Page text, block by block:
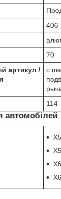
406
70
артикул /
c
114
автомобілей